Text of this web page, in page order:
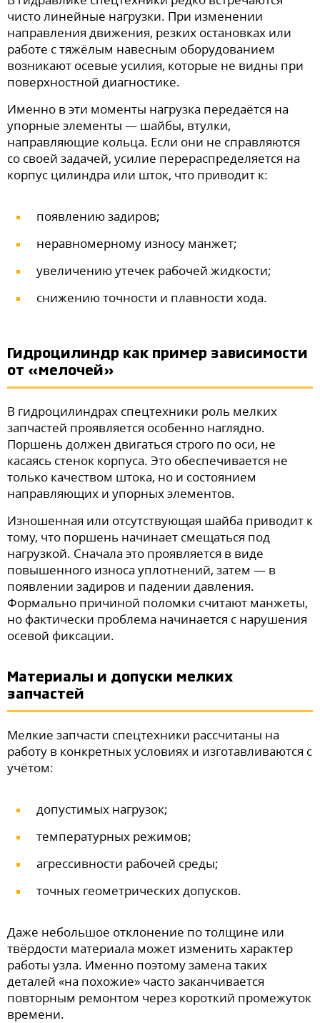
чисто линейные нагрузки. При изменении
направления движения, резких остановках или
работе с тяжёлым навесным оборудованием
возникают осевые усилия, которые не видны при
поверхностной диагностике.
Именно в эти моменты нагрузка передаётся на
упорные элементы — шайбы, втулки,
направляющие кольца. Если они не справляются
со своей задачей, усилие перераспределяется на
корпус цилиндра или шток, что приводит к:
появлению задиров;
неравномерному износу манжет;
увеличению утечек рабочей жидкости;
снижению точности и плавности хода.
Гидроцилиндр как пример зависимости
от «мелочей»
В гидроцилиндрах спецтехники роль мелких
запчастей проявляется особенно наглядно.
Поршень должен двигаться строго по оси, не
касаясь стенок корпуса. Это обеспечивается не
только качеством штока, но и состоянием
направляющих и упорных элементов.
Изношенная или отсутствующая шайба приводит к
тому, что поршень начинает смещаться под
нагрузкой. Сначала это проявляется в виде
повышенного износа уплотнений, затем — в
появлении задиров и падении давления.
Формально причиной поломки считают манжеты,
но фактически проблема начинается с нарушения
осевой фиксации.
Материалы и допуски мелких
запчастей
Мелкие запчасти спецтехники рассчитаны на
работу в конкретных условиях и изготавливаются с
учётом:
допустимых нагрузок;
температурных режимов;
агрессивности рабочей среды;
точных геометрических допусков.
Даже небольшое отклонение по толщине или
твёрдости материала может изменить характер
работы узла. Именно поэтому замена таких
деталей «на похожие» часто заканчивается
повторным ремонтом через короткий промежуток
времени.